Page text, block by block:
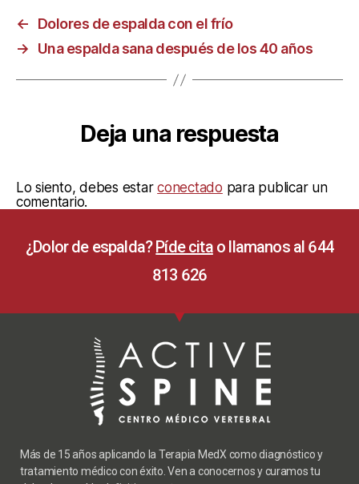
←
Dolores de espalda con el frío
→
Una espalda sana después de los 40 años
Deja una respuesta
Lo siento, debes estarconectado para publicar un
comentario.
¿Dolor de espalda? Píde citao llamanos al 644
813 626
Más de 15 años aplicando la Terapia MedX como diagnóstico y
tratamiento médico con éxito. Ven a conocernos y curamos tu